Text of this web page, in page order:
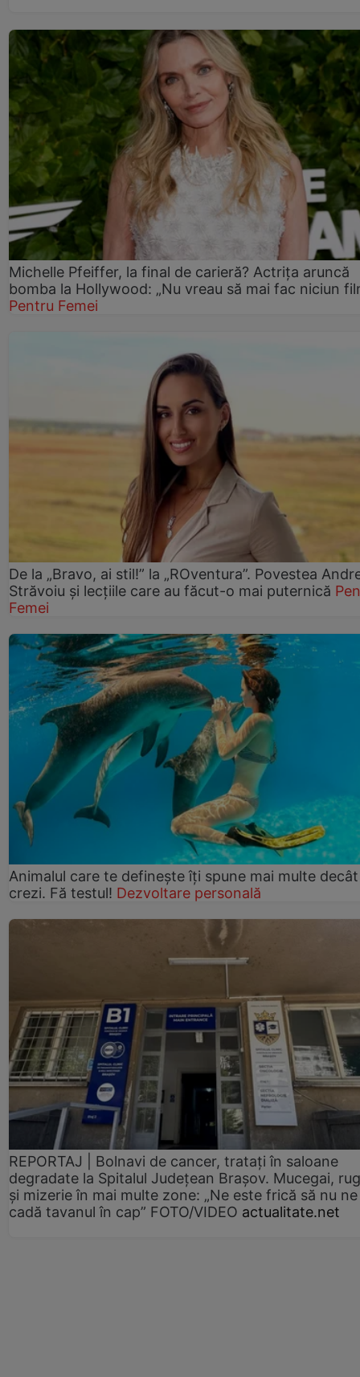
Michelle Pfeiffer, la final de carieră? Actrița aruncă
bomba la Hollywood: „Nu vreau să mai fac niciun
Pentru Femei
De la „Bravo, ai stil!” la „ROventura”. Povestea
Străvoiu și lecțiile care au făcut-o mai puternică
Femei
Animalul care te definește îți spune mai multe decât
crezi. Fă testul! Dezvoltare personală
REPORTAJ | Bolnavi de cancer, tratați în saloane
degradate la Spitalul Județean Brașov. Mucegai,
și mizerie în mai multe zone: „Ne este frică să nu ne
cadă tavanul în cap” FOTO/VIDEO actualitate.net